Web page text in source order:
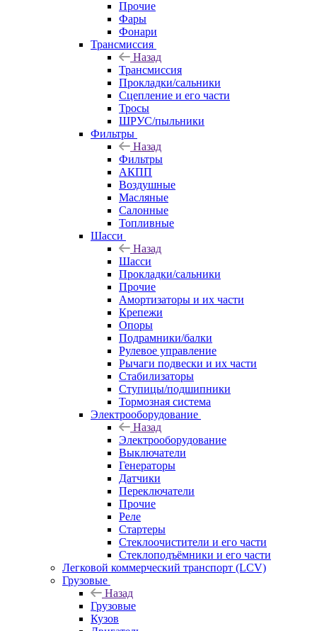
Прочие
Фары
Фонари
Трансмиссия
Назад
Трансмиссия
Прокладки/сальники
Сцепление и его части
Тросы
ШРУС/пыльники
Фильтры
Назад
Фильтры
АКПП
Воздушные
Масляные
Салонные
Топливные
Шасси
Назад
Шасси
Прокладки/сальники
Прочие
Амортизаторы и их части
Крепежи
Опоры
Подрамники/балки
Рулевое управление
Рычаги подвески и их части
Стабилизаторы
Ступицы/подшипники
Тормозная система
Электрооборудование
Назад
Электрооборудование
Выключатели
Генераторы
Датчики
Переключатели
Прочие
Реле
Стартеры
Стеклоочистители и его части
Стеклоподъёмники и его части
Легковой коммерческий транспорт (LCV)
Грузовые
Назад
Грузовые
Кузов